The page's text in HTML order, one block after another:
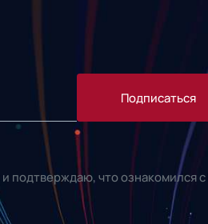
Подписаться
и подтверждаю, что ознакомился с